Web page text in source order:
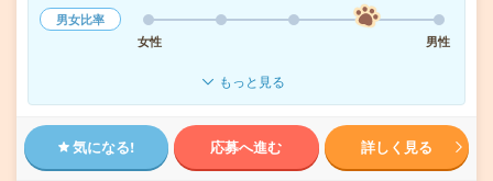
男女比率
女性
男性
もっと見る
気になる! 応募へ進む 詳しく見る